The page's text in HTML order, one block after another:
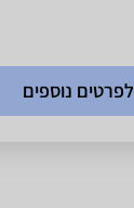
לפרטים נוספים